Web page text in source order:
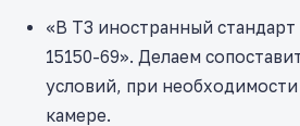
«В ТЗ иностранный
15150-69». Делаем
условий, при
камере.